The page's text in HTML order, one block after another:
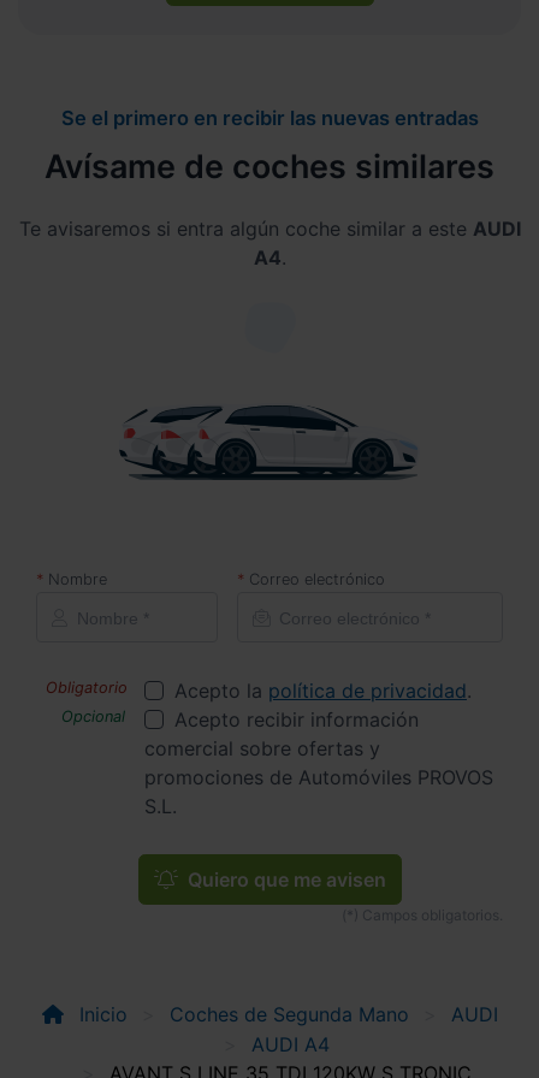
Se el primero en recibir las nuevas entradas
Avísame de coches similares
Te avisaremos si entra algún coche similar a este AUDI
A4.
Nombre Correo electrónico
Acepto la política de privacidad.
Acepto recibir información
comercial sobre ofertas y
promociones de Automóviles PROVOS
S.L.
Quiero que me avisen
Inicio Coches de Segunda Mano
AUDI
AUDI A4
AVANT S LINE 35 TDI 120KW S TRONIC